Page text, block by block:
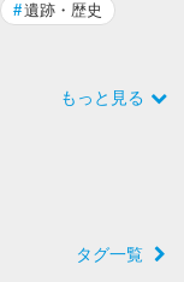
#遺跡・歴史
もっと見る
タグ一覧